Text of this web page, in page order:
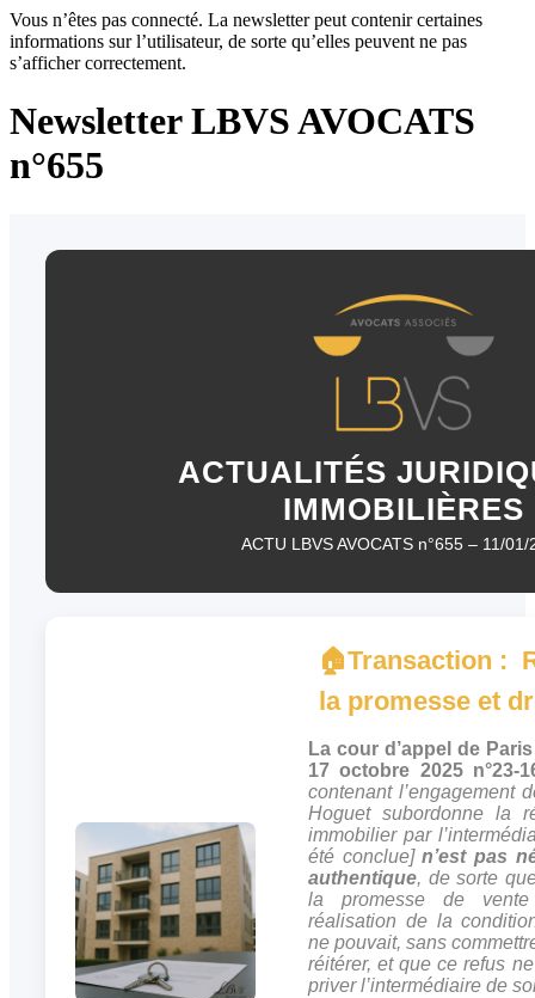
Vous n’êtes pas connecté. La newsletter peut contenir certaines
informations sur l’utilisateur, de sorte qu’elles peuvent ne pas
s’afficher correctement.
Newsletter LBVS AVOCATS
n°655
ACTUALITÉS
IMMOBILIÈRES
ACTU LBVS AVOCATS n°655 – 11/01/
🏠Transaction :
la promesse et
La cour d’appel de
17 octobre 2025 n°23-
contenant l’engagement
Hoguet subordonne la
immobilier par
été conclue]n’est pas
authentique, de sorte
la promesse de
réalisation de la
ne pouvait, sans
réitérer, et que ce refus
priver l’intermédiaire de